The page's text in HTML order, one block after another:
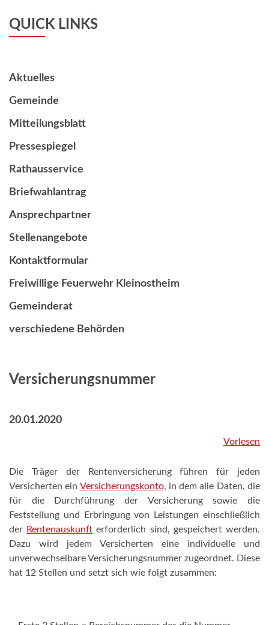
QUICK LINKS
Aktuelles
Gemeinde
Mitteilungsblatt
Pressespiegel
Rathausservice
Briefwahlantrag
Ansprechpartner
Stellenangebote
Kontaktformular
Freiwillige Feuerwehr Kleinostheim
Gemeinderat
verschiedene Behörden
Versicherungsnummer
20.01.2020
Vorlesen
Die Träger der Rentenversicherung führen für jeden
Versicherten ein Versicherungskonto, in dem alle Daten, die
für die Durchführung der Versicherung sowie die
Feststellung und Erbringung von Leistungen einschließlich
der Rentenauskunft erforderlich sind, gespeichert werden.
Dazu wird jedem Versicherten eine individuelle und
unverwechselbare Versicherungsnummer zugeordnet. Diese
hat 12 Stellen und setzt sich wie folgt zusammen: